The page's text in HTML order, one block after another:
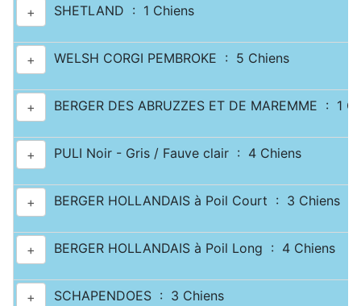
+ SHETLAND : 1 Chiens
+ WELSH CORGI PEMBROKE : 5 Chiens
+ BERGER DES ABRUZZES ET DE MAREMME : 1
+ PULI Noir - Gris / Fauve clair : 4 Chiens
+ BERGER HOLLANDAIS à Poil Court : 3 Chiens
+ BERGER HOLLANDAIS à Poil Long : 4 Chiens
+ SCHAPENDOES : 3 Chiens